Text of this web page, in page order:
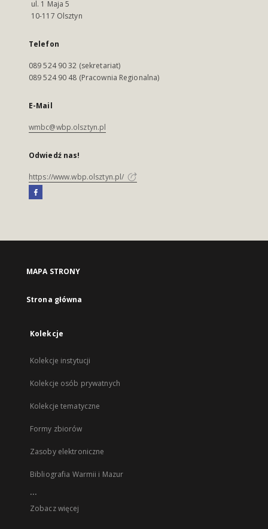
ul. 1 Maja 5
10-117 Olsztyn
Telefon
089 524 90 32 (sekretariat)
089 524 90 48 (Pracownia Regionalna)
E-Mail
wmbc@wbp.olsztyn.pl
Odwiedź nas!
https://www.wbp.olsztyn.pl/
MAPA STRONY
Strona główna
Kolekcje
Kolekcje instytucji
Kolekcje osób prywatnych
Kolekcje tematyczne
Formy zbiorów
Zasoby elektroniczne
Bibliografia Warmii i Mazur
...
Zobacz więcej